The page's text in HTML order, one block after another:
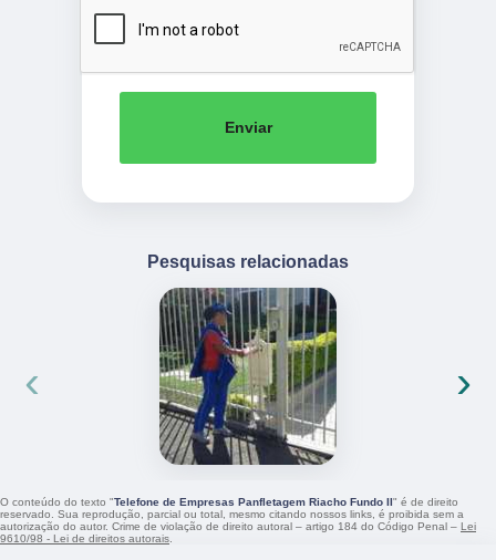
Enviar
Pesquisas relacionadas
‹ ›
O conteúdo do texto "Telefone de Empresas Panfletagem Riacho Fundo II" é de direito
reservado. Sua reprodução, parcial ou total, mesmo citando nossos links, é proibida sem a
autorização do autor. Crime de violação de direito autoral – artigo 184 do Código Penal – Lei
9610/98 - Lei de direitos autorais.